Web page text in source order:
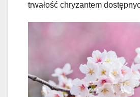
trwałość chryzantem